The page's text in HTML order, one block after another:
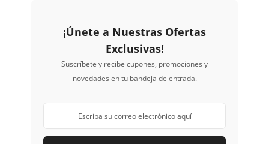
¡Únete a Nuestras Ofertas
Exclusivas!
Suscríbete y recibe cupones, promociones y
novedades en tu bandeja de entrada.